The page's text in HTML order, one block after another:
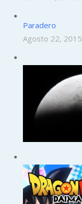
Paradero
Agosto 22, 2015